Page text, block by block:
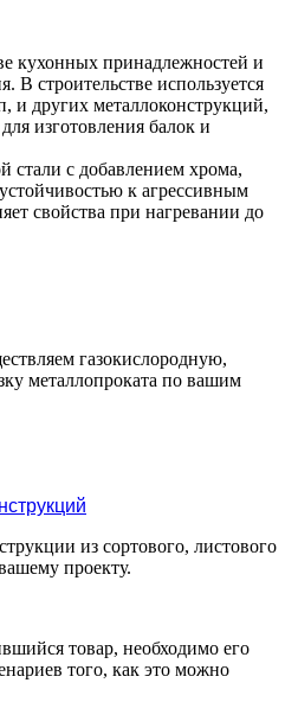
кухонных принадлежностей и
В строительстве используется
и других металлоконструкций,
изготовления балок и
стали с добавлением хрома,
к агрессивным
свойства при нагревании до
газокислородную,
металлопроката по вашим
из сортового, листового
проекту.
товар, необходимо его
того, как это можно